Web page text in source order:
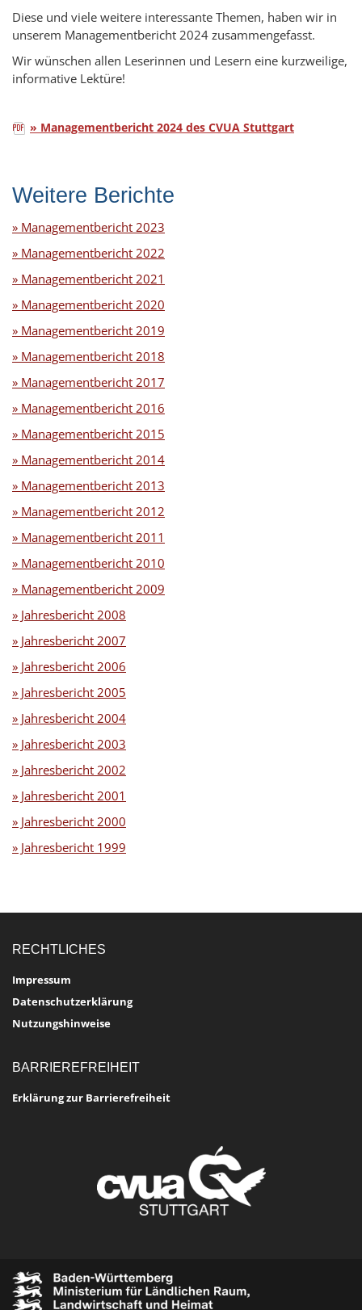
Diese und viele weitere interessante Themen, haben wir in
unserem Managementbericht 2024 zusammengefasst.
Wir wünschen allen Leserinnen und Lesern eine kurzweilige,
informative Lektüre!
» Managementbericht 2024 des CVUA Stuttgart
Weitere Berichte
» Managementbericht 2023
» Managementbericht 2022
» Managementbericht 2021
» Managementbericht 2020
» Managementbericht 2019
» Managementbericht 2018
» Managementbericht 2017
» Managementbericht 2016
» Managementbericht 2015
» Managementbericht 2014
» Managementbericht 2013
» Managementbericht 2012
» Managementbericht 2011
» Managementbericht 2010
» Managementbericht 2009
» Jahresbericht 2008
» Jahresbericht 2007
» Jahresbericht 2006
» Jahresbericht 2005
» Jahresbericht 2004
» Jahresbericht 2003
» Jahresbericht 2002
» Jahresbericht 2001
» Jahresbericht 2000
» Jahresbericht 1999
RECHTLICHES
Impressum
Datenschutzerklärung
Nutzungshinweise
BARRIEREFREIHEIT
Erklärung zur Barrierefreiheit